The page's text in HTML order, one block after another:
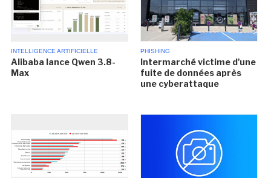
INTELLIGENCE ARTIFICIELLE
Alibaba lance Qwen 3.8-
Max
PHISHING
Intermarché victime d'une
fuite de données après
une cyberattaque